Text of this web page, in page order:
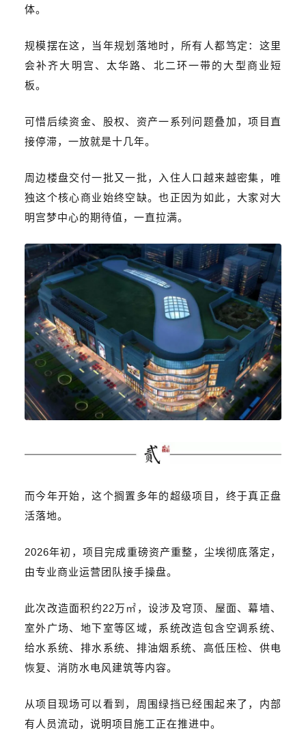
体。
规模摆在这，当年规划落地时，所有人都笃定：这里
会补齐大明宫、太华路、北二环一带的大型商业短
板。
可惜后续资金、股权、资产一系列问题叠加，项目直
接停滞，一放就是十几年。
周边楼盘交付一批又一批，入住人口越来越密集，唯
独这个核心商业始终空缺。也正因为如此，大家对大
明宫梦中心的期待值，一直拉满。
而今年开始，这个搁置多年的超级项目，终于真正盘
活落地。
2026年初，项目完成重磅资产重整，尘埃彻底落定，
由专业商业运营团队接手操盘。
此次 改造面积约22万 ㎡ ，设涉及穹顶、屋面、幕墙、
室外广场、地下室等区域，系统改造包含空调系统、
给水系统、排水系统、排油烟系统、高低压检、供电
恢复、消防水电风建筑等内容。
从项目现场可以看到，周围绿挡已经围起来了，内部
有人员流动，说明项目 施工正在推进中。